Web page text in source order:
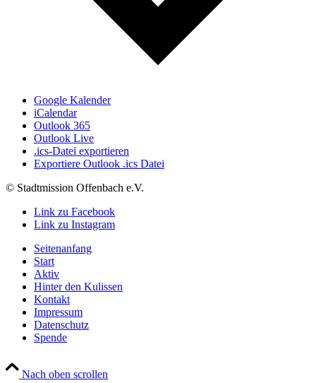
Google Kalender
iCalendar
Outlook 365
Outlook Live
.ics-Datei exportieren
Exportiere Outlook .ics Datei
© Stadtmission Offenbach e.V.
Link zu Facebook
Link zu Instagram
Seitenanfang
Start
Aktiv
Hinter den Kulissen
Kontakt
Impressum
Datenschutz
Spende
Nach oben scrollen